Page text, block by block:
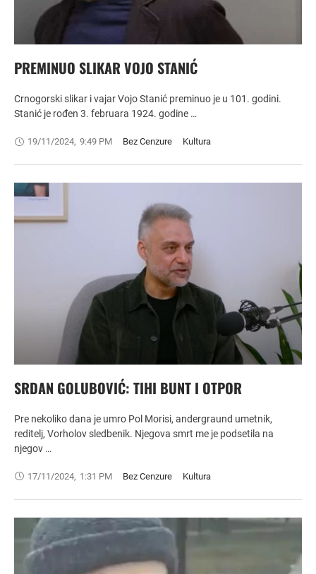
PREMINUO SLIKAR VOJO STANIĆ
Crnogorski slikar i vajar Vojo Stanić preminuo je u 101. godini.
Stanić je rođen 3. februara 1924. godine …
19/11/2024, 9:49 PM Bez Cenzure Kultura
SRDAN GOLUBOVIĆ: TIHI BUNT I OTPOR
Pre nekoliko dana je umro Pol Morisi, andergraund umetnik,
reditelj, Vorholov sledbenik. Njegova smrt me je podsetila na
njegov …
17/11/2024, 1:31 PM Bez Cenzure Kultura